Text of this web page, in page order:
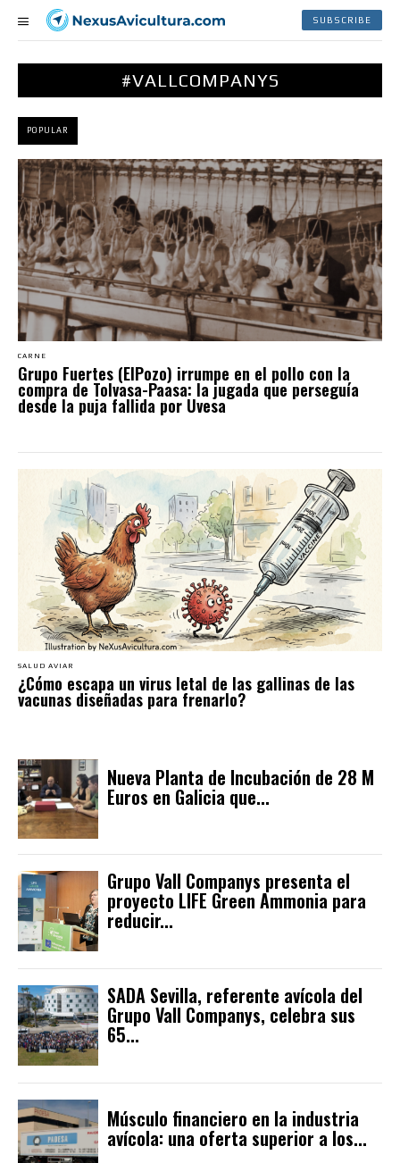
SUBSCRIBE
#VALLCOMPANYS
POPULAR
CARNE
Grupo Fuertes (ElPozo) irrumpe en el pollo con la
compra de Tolvasa-Paasa: la jugada que perseguía
desde la puja fallida por Uvesa
SALUD AVIAR
¿Cómo escapa un virus letal de las gallinas de las
vacunas diseñadas para frenarlo?
Nueva Planta de Incubación de 28 M
Euros en Galicia que...
Grupo Vall Companys presenta el
proyecto LIFE Green Ammonia para
reducir...
SADA Sevilla, referente avícola del
Grupo Vall Companys, celebra sus
65...
Músculo financiero en la industria
avícola: una oferta superior a los...